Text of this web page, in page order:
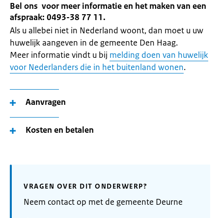
Bel ons voor meer informatie en het maken van een
afspraak: 0493-38 77 11.
Als u allebei niet in Nederland woont, dan moet u uw
huwelijk aangeven in de gemeente Den Haag.
Meer informatie vindt u bij melding doen van huwelijk
voor Nederlanders die in het buitenland wonen.
Aanvragen
Kosten en betalen
VRAGEN OVER DIT ONDERWERP?
Neem contact op met de gemeente Deurne